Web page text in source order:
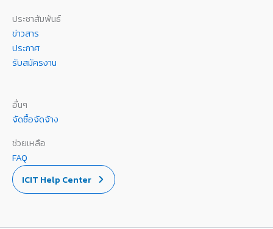
ประชาสัมพันธ์
ข่าวสาร
ประกาศ
รับสมัครงาน
อื่นๆ
จัดซื้อจัดจ้าง
ช่วยเหลือ
FAQ
ICIT Help Center